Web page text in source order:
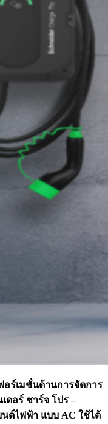
อร์เมชั่นด้านการจัดการ
ดอร์ ชาร์จ โปร–
นต์ไฟฟ้า แบบ AC ใช้ได้